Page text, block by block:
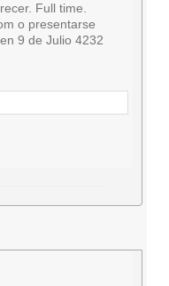
Full time.
o presentarse
9 de Julio 4232